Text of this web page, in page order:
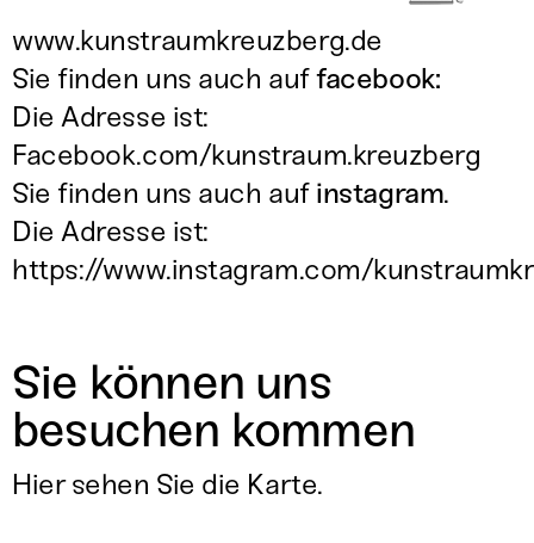
www.kunstraumkreuzberg.de
Sie finden uns auch auffacebook:
Die Adresse ist:
Facebook.com/kunstraum.kreuzberg
Sie finden uns auch auf instagram.
Die Adresse ist:
https://www.instagram.com/
Sie können uns
besuchen kommen
Hier sehen Sie die Karte.